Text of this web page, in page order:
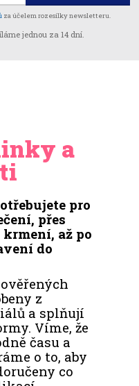
za účelem rozesílky newsletteru.
jednou za 14 dní.
a
pro
přes
až po
do
z
a splňují
Víme, že
času a
o to, aby
co